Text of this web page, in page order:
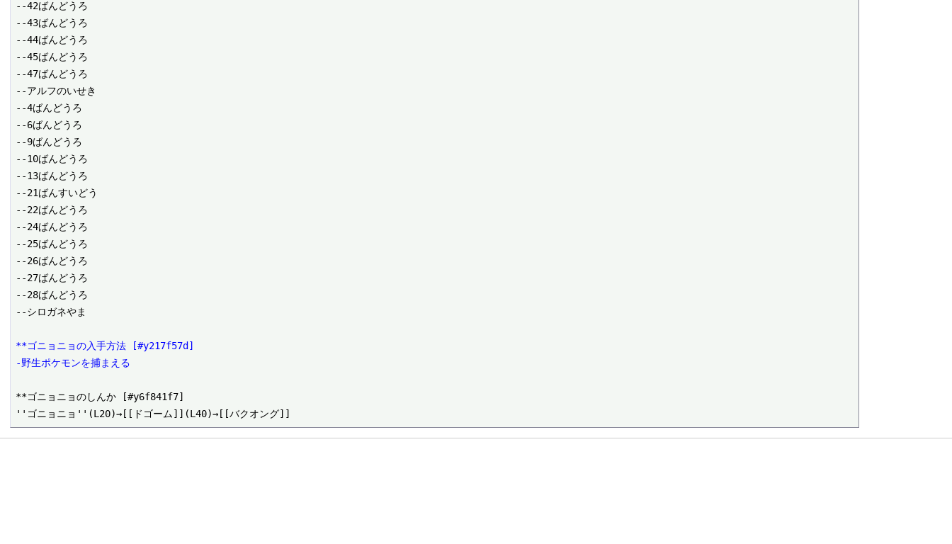
--42ばんどうろ
--43ばんどうろ
--44ばんどうろ
--45ばんどうろ
--47ばんどうろ
--アルフのいせき
--4ばんどうろ
--6ばんどうろ
--9ばんどうろ
--10ばんどうろ
--13ばんどうろ
--21ばんすいどう
--22ばんどうろ
--24ばんどうろ
--25ばんどうろ
--26ばんどうろ
--27ばんどうろ
--28ばんどうろ
--シロガネやま
**ゴニョニョの入手方法 [#y217f57d]
-野生ポケモンを捕まえる
**ゴニョニョのしんか [#y6f841f7]